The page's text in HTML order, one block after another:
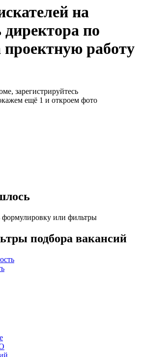
на
по
проектную работу
зарегистрируйтесь
ещё 1 и откроем фото
формулировку или фильтры
подбора вакансий